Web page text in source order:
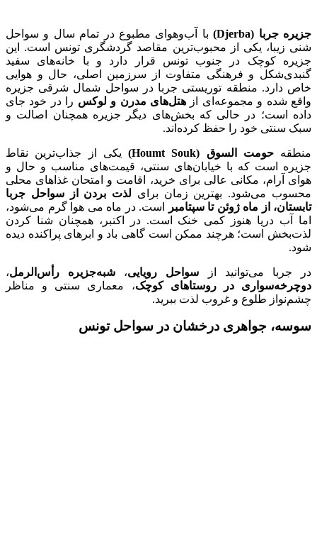
جزیره جربا (Djerba)
با آب‌وهوای مطبوع در تمام سال و سواحل
شنی زیبا، یکی از محبوب‌ترین مقاصد گردشگری تونس است. این
جزیره کوچک در جنوب تونس قرار دارد و با خانه‌های سفید
گنبدی‌شکل و فرهنگی متفاوت از سرزمین اصلی، حال و هوایی
خاص دارد. منطقه توریستی جربا در سواحل شمال شرقی جزیره
واقع شده و مجموعه‌ای ازهتل‌های مدرن و لوکس را در خود جای
داده است؛ در حالی که بخش‌های دیگر جزیره همچنان اصالت و
سبک سنتی خود را حفظ کرده‌اند.
منطقهحومت السوق (Houmt Souk)
یکی از جذاب‌ترین نقاط
جزیره است که با خیابان‌های سنتی، قیمت‌های مناسب و حال و
هوای آرام، مکانی عالی برای خرید، اقامت و امتحان غذاهای محلی
محسوب می‌شود. بهترین زمان برای لذت بردن از سواحل جربا
تابستان، از ماه ژوئن تا سپتامبر
است. در ماه می هوا گرم می‌شود،
اما آب دریا هنوز کمی خنک است. در اکتبر، همچنان شنا کردن
لذت‌بخش است؛ هرچند ممکن است گاهی باد و ابرهای پراکنده دیده
شود.
در جربا می‌توانید از سواحل رویایی، شبه‌جزیره رأس‌الرمل،
دوچرخه‌سواری در روستاهای کوچک، معماری سنتی و مناظر
چشم‌نواز طلوع و غروب لذت ببرید.
سوسه، جواهری درخشان در سواحل تونس